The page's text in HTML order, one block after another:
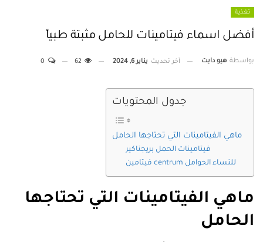
تغذية
أفضل اسماء فيتامينات للحامل مثبتة طبياً
بواسطة هيو دايت آخر تحديث يناير 6, 2024
جدول المحتويات
ماهي الفيتامينات التي تحتاجها الحامل
فيتامينات الحمل بريجناكير
فيتامين centrum للنساء الحوامل
ماهي الفيتامينات التي تحتاجها
الحامل